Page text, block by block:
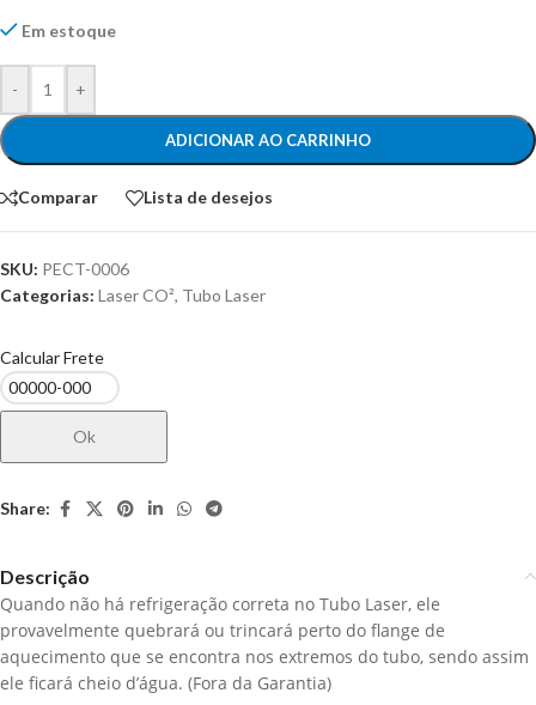
Em estoque
- +
ADICIONAR AO CARRINHO
Comparar Lista de desejos
SKU: PECT-0006
Categorias: Laser CO², Tubo Laser
Calcular Frete
Ok
Share:
Descrição
Quando não há refrigeração correta no Tubo Laser, ele
provavelmente quebrará ou trincará perto do flange de
aquecimento que se encontra nos extremos do tubo, sendo assim
ele ficará cheio d’água. (Fora da Garantia)